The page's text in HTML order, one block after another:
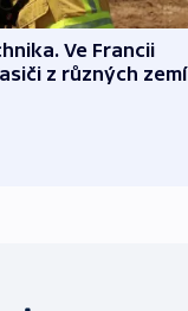
Ve Francii
z různých zemí